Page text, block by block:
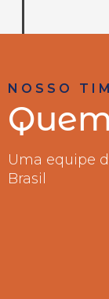
NOSSO
Uma equipe
Brasil